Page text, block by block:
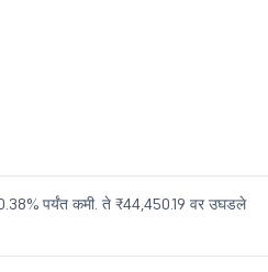
पर्यंत कमी. ते ₹44,450.19 वर उघडले